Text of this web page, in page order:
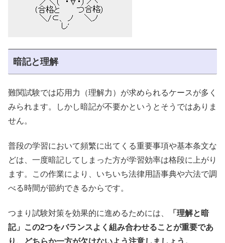
暗記と理解
難関試験では応用力（理解力）が求められるケースが多く
みられます。しかし暗記が不要かというとそうではありま
せん。
普段の学習において頻繁に出てくる重要事項や基本条文な
どは、一度暗記してしまった方が学習効率は格段に上がり
ます。この作業により、いちいち法律用語事典や六法で調
べる時間が節約できるからです。
つまり試験対策を効果的に進めるためには、
「理解と暗
記」この2つをバランスよく組み合わせることが重要であ